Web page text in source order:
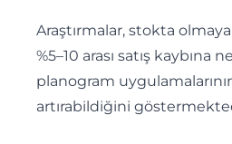
Araştırmalar, stokta
%5–10 arası satış
planogram
artırabildiğini